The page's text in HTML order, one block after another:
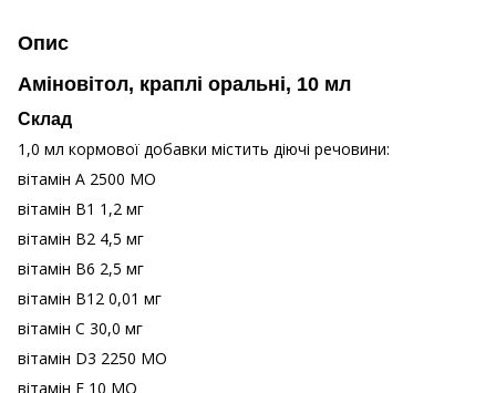
Опис
Аміновітол, краплі оральні, 10 мл
Склад
1,0 мл кормової добавки містить діючі речовини:
вітамін А 2500 МО
вітамін В1 1,2 мг
вітамін В2 4,5 мг
вітамін В6 2,5 мг
вітамін В12 0,01 мг
вітамін С 30,0 мг
вітамін D3 2250 МО
вітамін Е 10 МО